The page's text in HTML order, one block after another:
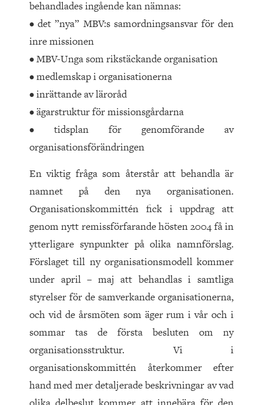
behandlades ingående kan nämnas:
• det ”nya” MBV:s samordningsansvar för den
inre missionen
• MBV-Unga som rikstäckande organisation
• medlemskap i organisationerna
• inrättande av läroråd
• ägarstruktur för missionsgårdarna
• tidsplan för genomförande av
organisationsförändringen
En viktig fråga som återstår att behandla är
namnet på den nya organisationen.
Organisationskommittén fick i uppdrag att
genom nytt remissförfarande hösten 2004 få in
ytterligare synpunkter på olika namnförslag.
Förslaget till ny organisationsmodell kommer
under april – maj att behandlas i samtliga
styrelser för de samverkande organisationerna,
och vid de årsmöten som äger rum i vår och i
sommar tas de första besluten om ny
organisationsstruktur. Vi i
organisationskommittén återkommer efter
hand med mer detaljerade beskrivningar av vad